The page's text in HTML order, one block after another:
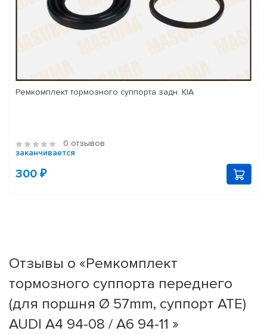
Ремкомплект тормозного суппорта задн. KIA
0 отзывов
заканчивается
300 ₽
Отзывы о «Ремкомплект
тормозного суппорта переднего
(для поршня Ø 57mm, суппорт ATE)
AUDI A4 94-08 / A6 94-11 »